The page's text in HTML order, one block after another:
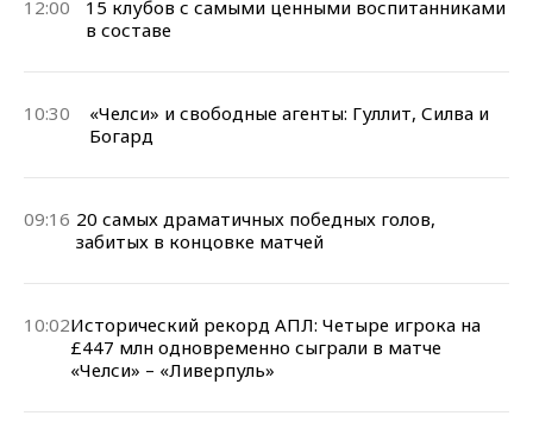
12:00
15 клубов с самыми ценными воспитанниками
в составе
10:30
«Челси» и свободные агенты: Гуллит, Силва и
Богард
09:16 20 самых драматичных победных голов,
забитых в концовке матчей
10:02Исторический рекорд АПЛ: Четыре игрока на
£447 млн одновременно сыграли в матче
«Челси» – «Ливерпуль»